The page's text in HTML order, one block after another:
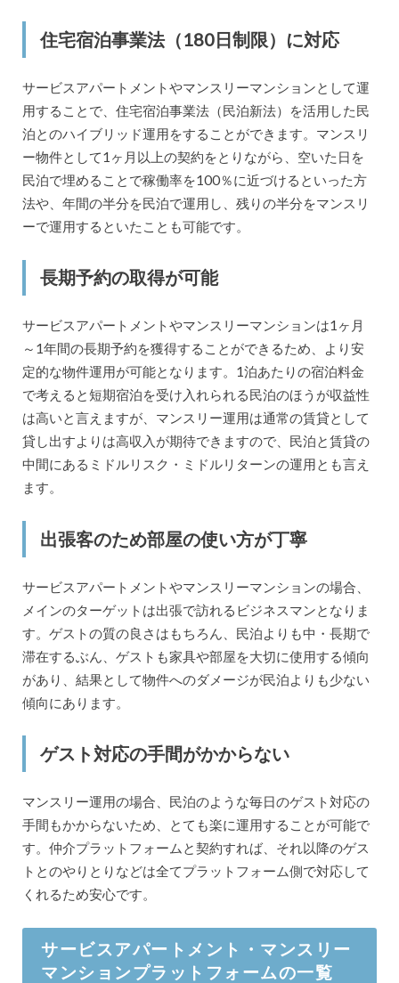
住宅宿泊事業法（180日制限）に対応
サービスアパートメントやマンスリーマンションとして運
用することで、住宅宿泊事業法（民泊新法）を活用した民
泊とのハイブリッド運用をすることができます。マンスリ
ー物件として1ヶ月以上の契約をとりながら、空いた日を
民泊で埋めることで稼働率を100％に近づけるといった方
法や、年間の半分を民泊で運用し、残りの半分をマンスリ
ーで運用するといたことも可能です。
長期予約の取得が可能
サービスアパートメントやマンスリーマンションは1ヶ月
～1年間の長期予約を獲得することができるため、より安
定的な物件運用が可能となります。1泊あたりの宿泊料金
で考えると短期宿泊を受け入れられる民泊のほうが収益性
は高いと言えますが、マンスリー運用は通常の賃貸として
貸し出すよりは高収入が期待できますので、民泊と賃貸の
中間にあるミドルリスク・ミドルリターンの運用とも言え
ます。
出張客のため部屋の使い方が丁寧
サービスアパートメントやマンスリーマンションの場合、
メインのターゲットは出張で訪れるビジネスマンとなりま
す。ゲストの質の良さはもちろん、民泊よりも中・長期で
滞在するぶん、ゲストも家具や部屋を大切に使用する傾向
があり、結果として物件へのダメージが民泊よりも少ない
傾向にあります。
ゲスト対応の手間がかからない
マンスリー運用の場合、民泊のような毎日のゲスト対応の
手間もかからないため、とても楽に運用することが可能で
す。仲介プラットフォームと契約すれば、それ以降のゲス
トとのやりとりなどは全てプラットフォーム側で対応して
くれるため安心です。
サービスアパートメント・マンスリー
マンションプラットフォームの一覧